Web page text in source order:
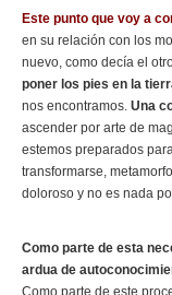
Este punto que voy a
en su relación con los
nuevo, como decía el
poner los pies en la
nos encontramos. Una
ascender por arte de
estemos preparados
transformarse,
doloroso y no es nada
Como parte de esta
ardua de
Como parte de este